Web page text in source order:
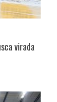
virada